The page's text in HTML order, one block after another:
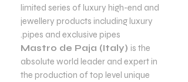
limited series of luxury high-end and
jewellery products including luxury
pipes and exclusive pipes.
Mastro de Paja (Italy) is the
absolute world leader and expert in
the production of top level unique